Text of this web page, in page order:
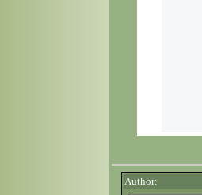
Author: